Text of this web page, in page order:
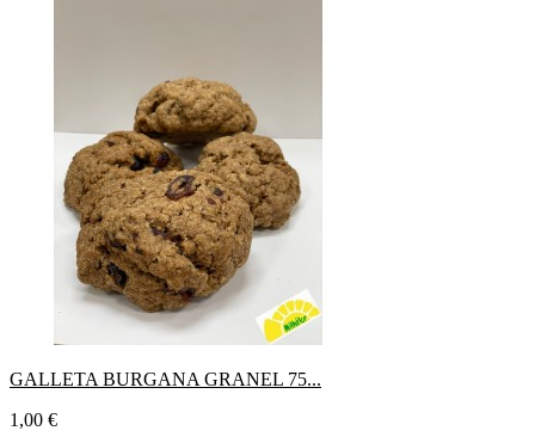
GALLETA BURGANA GRANEL 75...
Precio
1,00 €